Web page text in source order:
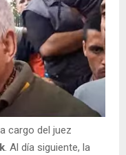
cargo del juez
. Al día siguiente, la